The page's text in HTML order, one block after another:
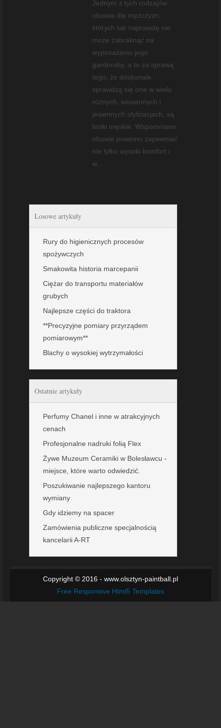
Jednym z tych rodzajów
obuwia dla mężczyzn,
których tak naprawdę nie
może zabraknąć na
wyposażeniu jego
garderoby, a to za sprawą
tego, że doskonale
sprawdzą się one w wielu
różnych, wiosennych i
jesiennych stylizacjach, są
botki męskie. Wspomniane
obuwie powinno zapewniać
nie tylko wysoki komfort i
w...
Losowe artykuły
Rury do higienicznych procesów
spożywczych
Smakowita historia marcepanii
Ciężar do transportu materiałów
grubych
Najlepsze części do traktora
**Precyzyjne pomiary przyrządem
pomiarowym**
Blachy o wysokiej wytrzymałości
Ostatnie artykuły
Perfumy Chanel i inne w atrakcyjnych
cenach
Profesjonalne nadruki folią Flex
Żywe Muzeum Ceramiki w Bolesławcu -
miejsce, które warto odwiedzić.
Poszukiwanie najlepszego kantoru
wymiany
Gdy idziemy na spacer
Zamówienia publiczne specjalnością
kancelarii A-RT
Copyright © 2016 - www.olsztyn-paintball.pl
Free Responsive Html5 Templates